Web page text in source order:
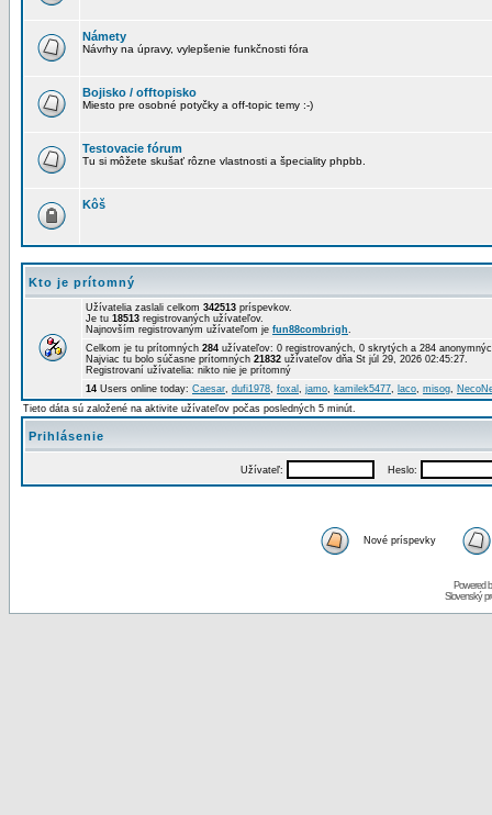
Námety
Návrhy na úpravy, vylepšenie funkčnosti fóra
Bojisko / offtopisko
Miesto pre osobné potyčky a off-topic temy :-)
Testovacie fórum
Tu si môžete skušať rôzne vlastnosti a špeciality phpbb.
Kôš
Kto je prítomný
Užívatelia zaslali celkom 342513 príspevkov.
Je tu 18513 registrovaných užívateľov.
Najnovším registrovaným užívateľom je fun88combrigh.
Celkom je tu prítomných 284 užívateľov: 0 registrovaných, 0 skrytých a 284
Najviac tu bolo súčasne prítomných 21832 užívateľov dňa St júl 29, 2026 02:45:27.
Registrovaní užívatelia: nikto nie je prítomný
14 Users online today: Caesar, dufi1978, foxal , jamo, kamilek5477, laco, misog,
Tieto dáta sú založené na aktivite užívateľov počas posledných 5 minút.
Prihlásenie
Užívateľ: Heslo:
Nové príspevky
Powered
Slovenský